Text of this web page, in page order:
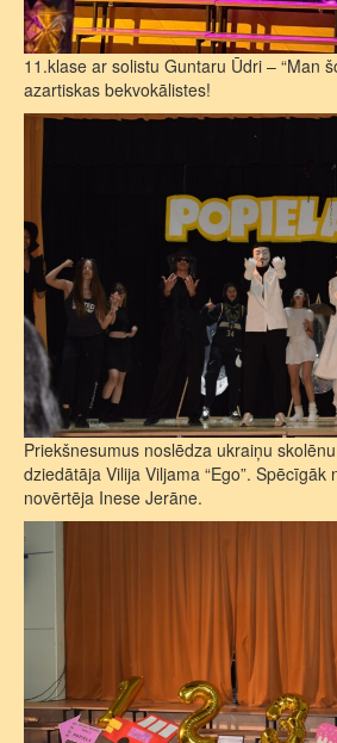
11.klase ar solistu Guntaru Ūdri – “Man
azartiskas bekvokālistes!
Priekšnesumus noslēdza ukraiņu
dziedātāja Vilija Viljama “Ego”. Spēcīgāk
novērtēja Inese Jerāne.